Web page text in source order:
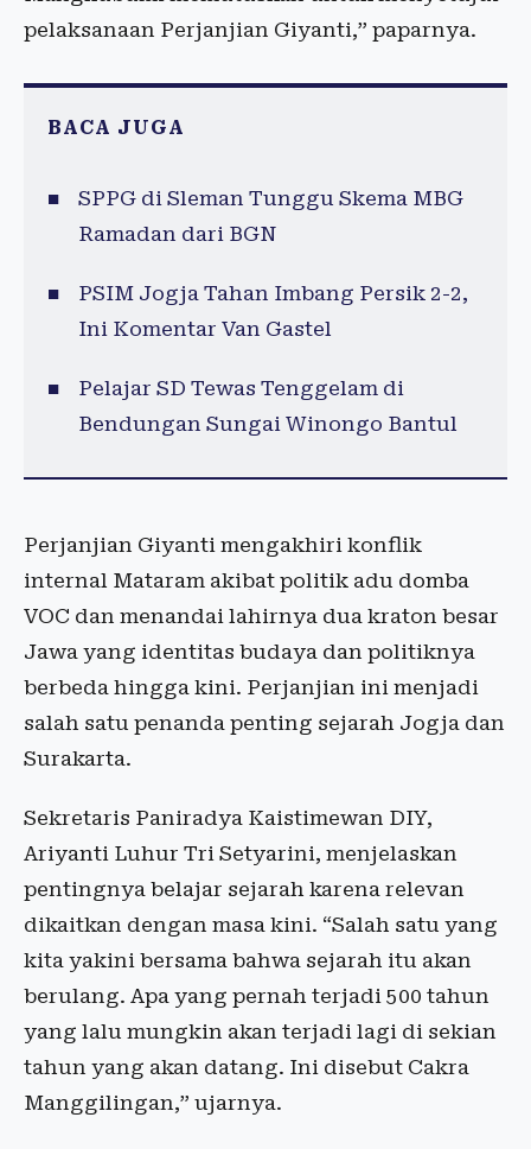
pelaksanaan Perjanjian Giyanti,” paparnya.
BACA JUGA
SPPG di Sleman Tunggu Skema MBG
Ramadan dari BGN
PSIM Jogja Tahan Imbang Persik 2-2,
Ini Komentar Van Gastel
Pelajar SD Tewas Tenggelam di
Bendungan Sungai Winongo Bantul
Perjanjian Giyanti mengakhiri konflik
internal Mataram akibat politik adu domba
VOC dan menandai lahirnya dua kraton besar
Jawa yang identitas budaya dan politiknya
berbeda hingga kini. Perjanjian ini menjadi
salah satu penanda penting sejarah Jogja dan
Surakarta.
Sekretaris Paniradya Kaistimewan DIY,
Ariyanti Luhur Tri Setyarini, menjelaskan
pentingnya belajar sejarah karena relevan
dikaitkan dengan masa kini. “Salah satu yang
kita yakini bersama bahwa sejarah itu akan
berulang. Apa yang pernah terjadi 500 tahun
yang lalu mungkin akan terjadi lagi di sekian
tahun yang akan datang. Ini disebut Cakra
Manggilingan,” ujarnya.